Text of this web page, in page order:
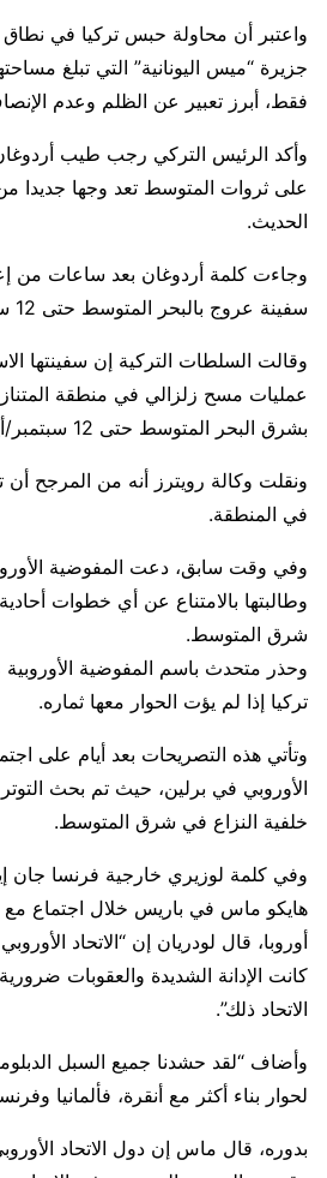
واعتبر أن محاولة حبس تركيا في
فقط، أبرز تعبير عن الظلم وعدم
وأكد الرئيس التركي رجب طيب أردوغان
على ثروات المتوسط تعد وجها جديدا
الحديث.
وجاءت كلمة أردوغان بعد ساعات من
سفينة عروج بالبحر المتوسط حتى 12 سبتمبر/أيلول الجاري.
وقالت السلطات التركية إن سفينتها
عمليات مسح زلزالي في منطقة
بشرق البحر المتوسط حتى 12 سبتمبر/أيلول الجاري.
ونقلت وكالة رويترز أنه من المرجح أن
في المنطقة.
وفي وقت سابق، دعت المفوضية
وطالبتها بالامتناع عن أي خطوات
شرق المتوسط.
وحذر متحدث باسم المفوضية
تركيا إذا لم يؤت الحوار معها ثماره.
وتأتي هذه التصريحات بعد أيام على
الأوروبي في برلين، حيث تم بحث التوتر
خلفية النزاع في شرق المتوسط.
وفي كلمة لوزيري خارجية فرنسا جان
هايكو ماس في باريس خلال اجتماع
أوروبا، قال لودريان إن “الاتحاد
كانت الإدانة الشديدة والعقوبات
الاتحاد ذلك”.
وأضاف “لقد حشدنا جميع السبل
لحوار بناء أكثر مع أنقرة، فألمانيا
بدوره، قال ماس إن دول الاتحاد